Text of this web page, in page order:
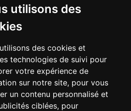
utilisons des
des cookies et
technologies de suivi pour
votre expérience de
sur notre site, pour vous
un contenu personnalisé et
ciblées, pour
· 78440 PORCHEVILLE
01 30 98 87 87
porcheville.fr